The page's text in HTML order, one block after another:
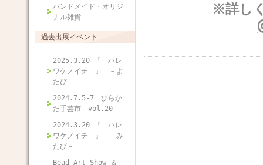
ハンドメイド・オリジ
ナル雑貨
過去出展イベント
2025.3.20 『 ハレ
ワケノイチ 』 －よ
たび－
2024.7.5-7 ひらか
た手芸市 vol.20
2024.3.20 『 ハレ
ワケノイチ 』 －み
たび－
Bead Art Show ＆
※詳し